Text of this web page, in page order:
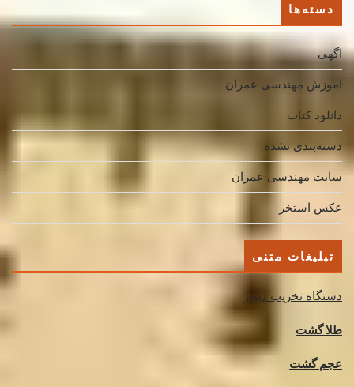
دسته‌ها
اگهی
اموزش مهندسی عمران
دانلود کتاب
دسته‌بندی نشده
سایت مهندسی عمران
عکس استخر
تبلیغات متنی
دستگاه تخریب دیوار
طلا گشت
عجم گشت